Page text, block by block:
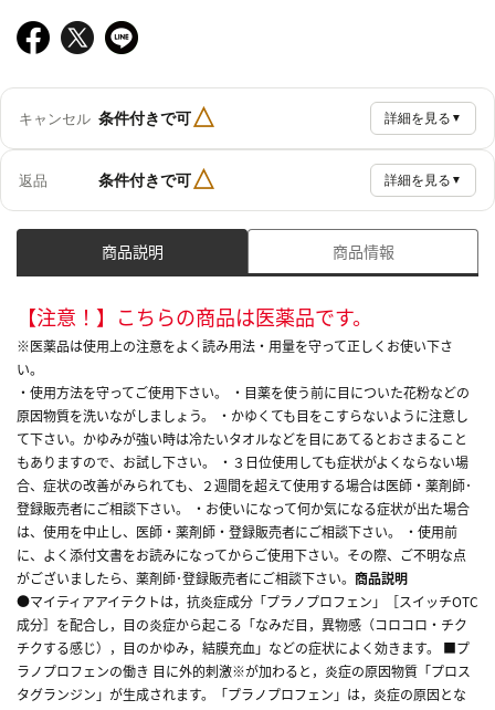
キャンセル 条件付きで可△ 詳細を見る ▼
返品 条件付きで可△ 詳細を見る ▼
商品説明 商品情報
【注意！】こちらの商品は医薬品です。
※医薬品は使用上の注意をよく読み用法・用量を守って正しくお使い下さ
い。
・使用方法を守ってご使用下さい。 ・目薬を使う前に目についた花粉などの
原因物質を洗いながしましょう。 ・かゆくても目をこすらないように注意し
て下さい。かゆみが強い時は冷たいタオルなどを目にあてるとおさまること
もありますので、お試し下さい。 ・３日位使用しても症状がよくならない場
合、症状の改善がみられても、２週間を超えて使用する場合は医師・薬剤師･
登録販売者にご相談下さい。 ・お使いになって何か気になる症状が出た場合
は、使用を中止し、医師・薬剤師・登録販売者にご相談下さい。 ・使用前
に、よく添付文書をお読みになってからご使用下さい。その際、ご不明な点
がございましたら、薬剤師･登録販売者にご相談下さい。 商品説明
●マイティアアイテクトは，抗炎症成分「プラノプロフェン」［スイッチOTC
成分］を配合し，目の炎症から起こる「なみだ目，異物感（コロコロ・チク
チクする感じ），目のかゆみ，結膜充血」などの症状によく効きます。 ■プ
ラノプロフェンの働き 目に外的刺激※が加わると，炎症の原因物質「プロス
タグランジン」が生成されます。「プラノプロフェン」は，炎症の原因とな